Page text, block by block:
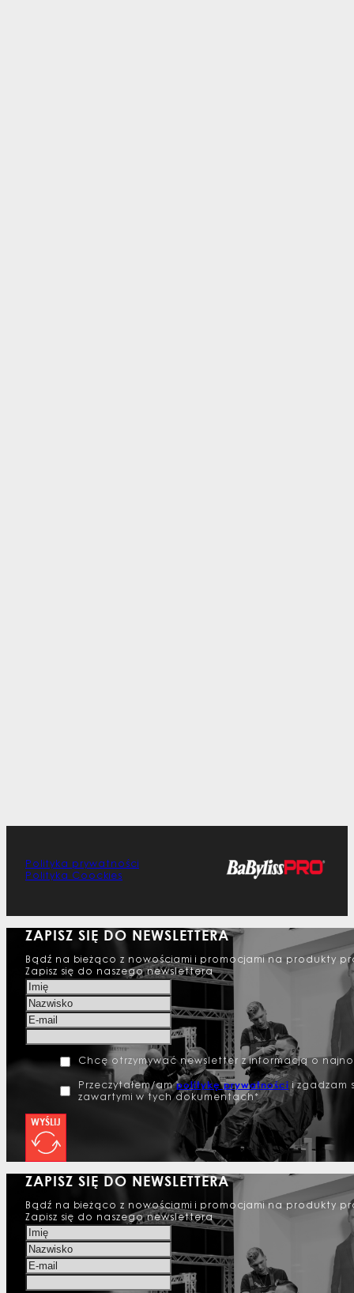
Polityka prywatności
Polityka Coockies
ZAPISZ SIĘ DO NEWSLETTERA
Bądź na bieżąco z nowościami i promocjami na produkty
Zapisz się do naszego newslettera
Chcę otrzymywać newsletter z informacją o
Przeczytałem/ampolitykę prywatności i zgadzam
zawartymi w tych dokumentach*
WYŚLIJ
ZAPISZ SIĘ DO NEWSLETTERA
Bądź na bieżąco z nowościami i promocjami na produkty
Zapisz się do naszego newslettera